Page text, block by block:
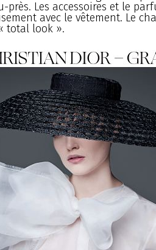
Les accessoires et le
avec le vêtement. Le
total look ».